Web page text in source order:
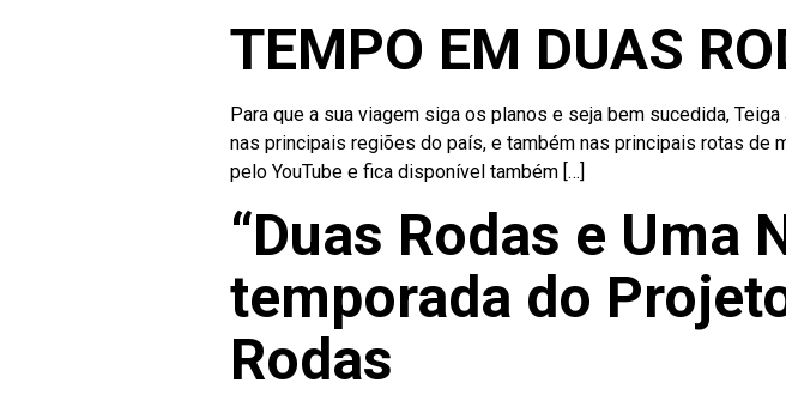
TEMPO EM DUAS
Para que a sua viagem siga os planos e seja bem sucedida,
nas principais regiões do país, e também nas principais rotas de
pelo YouTube e fica disponível também […]
“Duas Rodas e Uma
temporada do
Rodas